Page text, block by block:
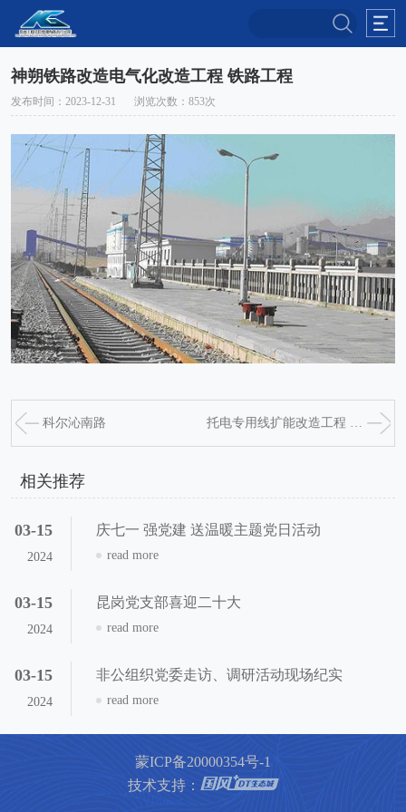
神朔铁路改造电气化改造工程 铁路工程
发布时间：2023-12-31 浏览次数：853次
科尔沁南路
相关推荐
03-15
2024
庆七一 强党建 送温暖主题党日活动
read more
03-15
2024
昆岗党支部喜迎二十大
read more
03-15
2024
非公组织党委走访、调研活动现场纪实
read more
蒙ICP备20000354号-1
技术支持：